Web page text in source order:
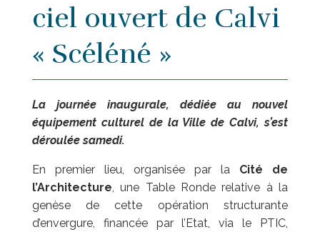
ciel ouvert de Calvi
« Scéléné »
La journée inaugurale, dédiée au nouvel
équipement culturel de la Ville de Calvi, s’est
déroulée samedi.
En premier lieu, organisée par la Cité de
l’Architecture , une Table Ronde relative à la
genèse de cette opération structurante
d’envergure, financée par l’Etat, via le PTIC,